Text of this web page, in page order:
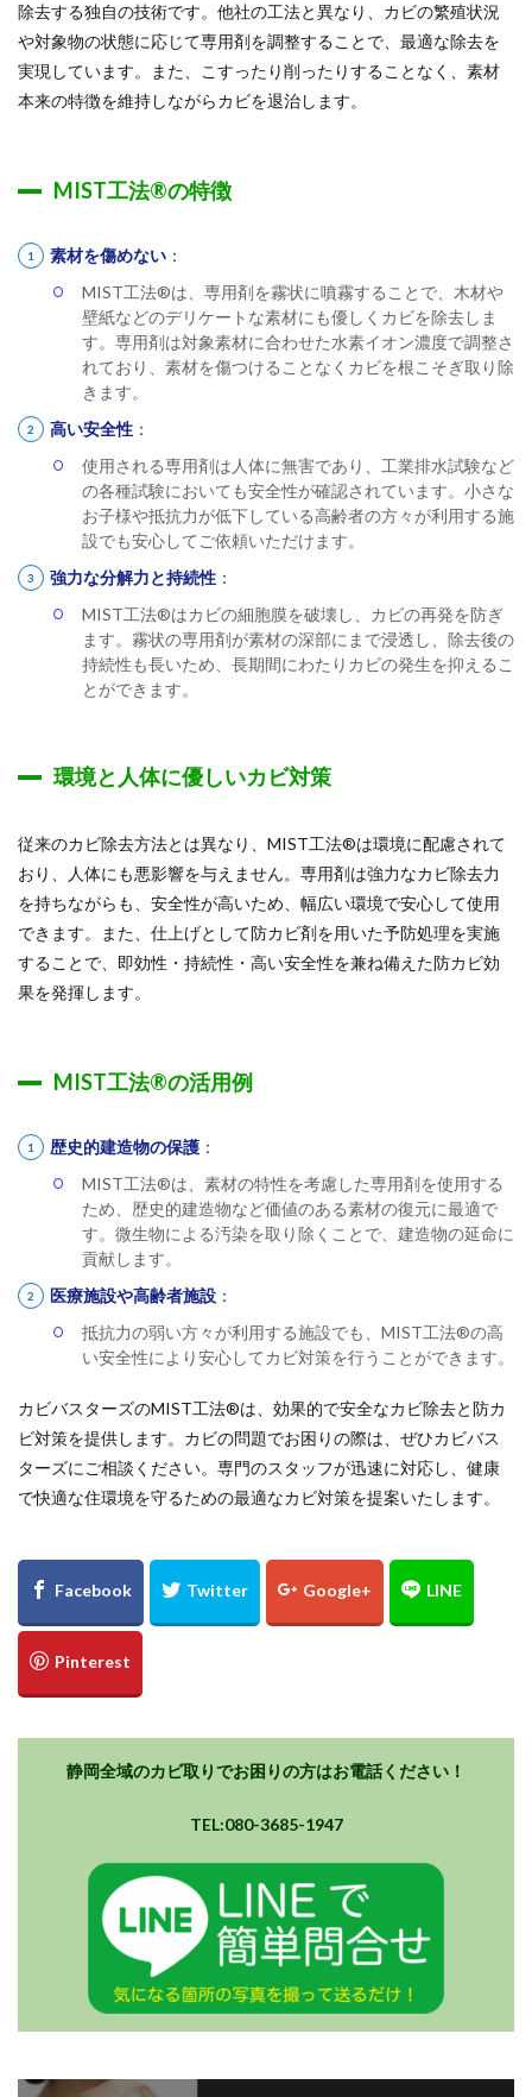
除去する独自の技術です。他社の工法と異なり、カビの繁殖状況
や対象物の状態に応じて専用剤を調整することで、最適な除去を
実現しています。また、こすったり削ったりすることなく、素材
本来の特徴を維持しながらカビを退治します。
MIST工法®の特徴
素材を傷めない ：
MIST工法®は、専用剤を霧状に噴霧することで、木材や
壁紙などのデリケートな素材にも優しくカビを除去しま
す。専用剤は対象素材に合わせた水素イオン濃度で調整さ
れており、素材を傷つけることなくカビを根こそぎ取り除
きます。
高い安全性 ：
使用される専用剤は人体に無害であり、工業排水試験など
の各種試験においても安全性が確認されています。小さな
お子様や抵抗力が低下している高齢者の方々が利用する施
設でも安心してご依頼いただけます。
強力な分解力と持続性 ：
MIST工法®はカビの細胞膜を破壊し、カビの再発を防ぎ
ます。霧状の専用剤が素材の深部にまで浸透し、除去後の
持続性も長いため、長期間にわたりカビの発生を抑えるこ
とができます。
環境と人体に優しいカビ対策
従来のカビ除去方法とは異なり、MIST工法®は環境に配慮されて
おり、人体にも悪影響を与えません。専用剤は強力なカビ除去力
を持ちながらも、安全性が高いため、幅広い環境で安心して使用
できます。また、仕上げとして防カビ剤を用いた予防処理を実施
することで、即効性・持続性・高い安全性を兼ね備えた防カビ効
果を発揮します。
MIST工法®の活用例
歴史的建造物の保護 ：
MIST工法®は、素材の特性を考慮した専用剤を使用する
ため、歴史的建造物など価値のある素材の復元に最適で
す。微生物による汚染を取り除くことで、建造物の延命に
貢献します。
医療施設や高齢者施設 ：
抵抗力の弱い方々が利用する施設でも、MIST工法®の高
い安全性により安心してカビ対策を行うことができます。
カビバスターズのMIST工法®は、効果的で安全なカビ除去と防カ
ビ対策を提供します。カビの問題でお困りの際は、ぜひカビバス
ターズにご相談ください。専門のスタッフが迅速に対応し、健康
で快適な住環境を守るための最適なカビ対策を提案いたします。
静岡全域のカビ取りでお困りの方はお電話ください！
TEL:080-3685-1947